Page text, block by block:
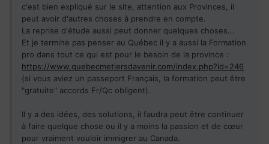
c'est bien expliqué sur le site, attention aux Provinces, il
peut avoir d'autres choses à prendre en compte.
La reprise d'étude aussi peut donner quelques choses...
Et je termine pas penser au Québec il y a aussi la Formation
pro dans tout ce qui est pour le besoin de la province :
https://www.quebecmetiersdavenir.com/index.php?id=246
(si vous aviez un passeport Français, la formation peut être
"gratuite" accords Fr/Qc obligent).
Il y a des idées, des solutions, il faudra peut être continuer
à faire quelque chose ou il y a moins la passion et de cœur
pour vraiment vouloir immigrer au Canada.